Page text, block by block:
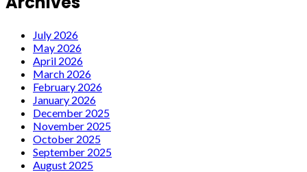
July 2026
May 2026
April 2026
March 2026
February 2026
January 2026
December 2025
November 2025
October 2025
September 2025
August 2025